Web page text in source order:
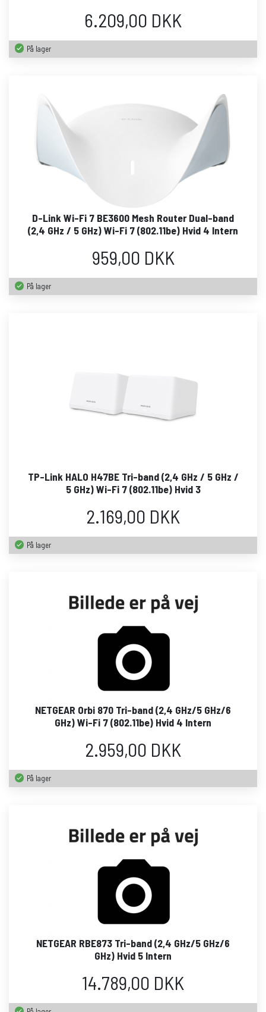
6.209,00 DKK
På lager
D-Link Wi-Fi 7 BE3600 Mesh Router Dual-band
(2,4 GHz / 5 GHz) Wi-Fi 7 (802.11be) Hvid 4 Intern
959,00 DKK
På lager
TP-Link HALO H47BE Tri-band (2,4 GHz / 5 GHz /
5 GHz) Wi-Fi 7 (802.11be) Hvid 3
2.169,00 DKK
På lager
NETGEAR Orbi 870 Tri-band (2,4 GHz/5 GHz/6
GHz) Wi-Fi 7 (802.11be) Hvid 4 Intern
2.959,00 DKK
På lager
NETGEAR RBE873 Tri-band (2,4 GHz/5 GHz/6
GHz) Hvid 5 Intern
14.789,00 DKK